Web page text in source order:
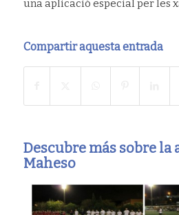
una aplicació especial per les
Compartir aquesta entrada
Descubre más sobre la
Maheso